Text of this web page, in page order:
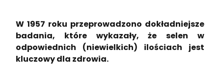
W 1957 roku przeprowadzono dokładniejsze
badania, które wykazały, że selen w
odpowiednich (niewielkich) ilościach jest
kluczowy dla zdrowia.